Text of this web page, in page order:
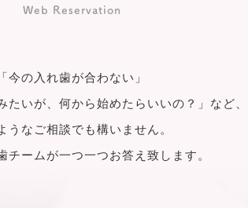
Web Reservation
「今の入れ歯が合わない」
たいが、何から始めたらいいの？」など、
うなご相談でも構いません。
チームが一つ一つお答え致します。